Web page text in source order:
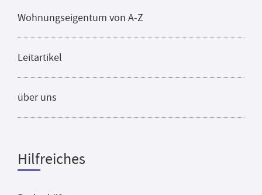
Wohnungseigentum von A-Z
Leitartikel
über uns
Hilfreiches